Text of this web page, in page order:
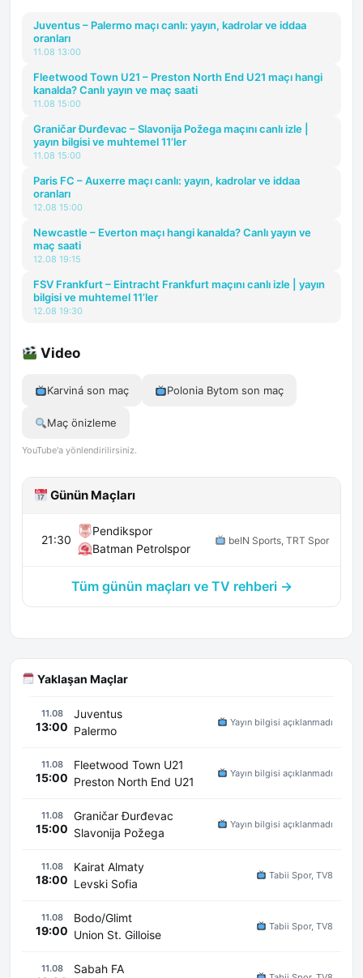
Juventus – Palermo maçı canlı: yayın, kadrolar ve iddaa
oranları
11.08 13:00
Fleetwood Town U21 – Preston North End U21 maçı hangi
kanalda? Canlı yayın ve maç saati
11.08 15:00
Graničar Đurđevac – Slavonija Požega maçını canlı izle |
yayın bilgisi ve muhtemel 11’ler
11.08 15:00
Paris FC – Auxerre maçı canlı: yayın, kadrolar ve iddaa
oranları
12.08 15:00
Newcastle – Everton maçı hangi kanalda? Canlı yayın ve
maç saati
12.08 19:15
FSV Frankfurt – Eintracht Frankfurt maçını canlı izle | yayın
bilgisi ve muhtemel 11’ler
12.08 19:30
Video
Karviná son maç Polonia Bytom son maç
Maç önizleme
YouTube'a yönlendirilirsiniz.
Günün Maçları
21:30
Pendikspor
Batman Petrolspor
beIN Sports, TRT Spor
Tüm günün maçları ve TV rehberi →
Yaklaşan Maçlar
11.08
13:00
Juventus
Palermo
Yayın bilgisi açıklanmadı
11.08
15:00
Fleetwood Town U21
Preston North End U21
Yayın bilgisi açıklanmadı
11.08
15:00
Graničar Đurđevac
Slavonija Požega
Yayın bilgisi açıklanmadı
11.08
18:00
Kairat Almaty
Levski Sofia
Tabii Spor, TV8
11.08
19:00
Bodo/Glimt
Union St. Gilloise
Tabii Spor, TV8
11.08
Sabah FA